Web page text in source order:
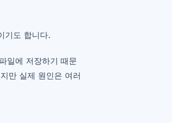
기도 합니다.
일에 저장하기 때문
만 실제 원인은 여러